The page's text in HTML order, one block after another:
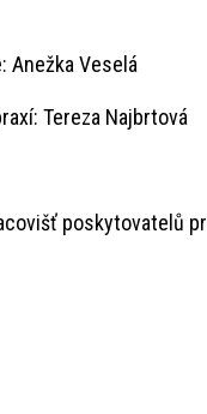
Veselá
Tereza Najbrtová
poskytovatelů